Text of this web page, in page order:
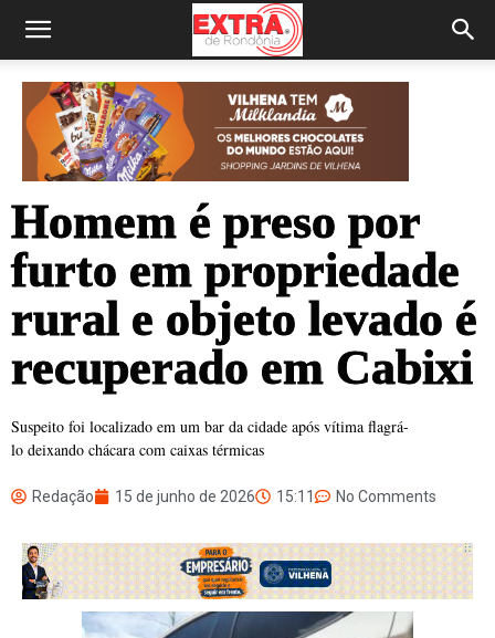
Homem é preso por
furto em propriedade
rural e objeto levado é
recuperado em Cabixi
Suspeito foi localizado em um bar da cidade após vítima flagrá-
lo deixando chácara com caixas térmicas
Redação 15 de junho de 2026 15:11 No Comments